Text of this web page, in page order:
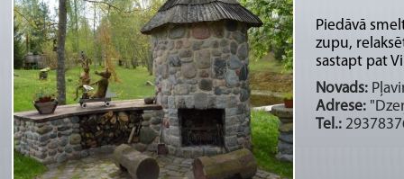
Piedāvā
zupu,
sastapt pat
Novads:
Adrese:
Tel.: